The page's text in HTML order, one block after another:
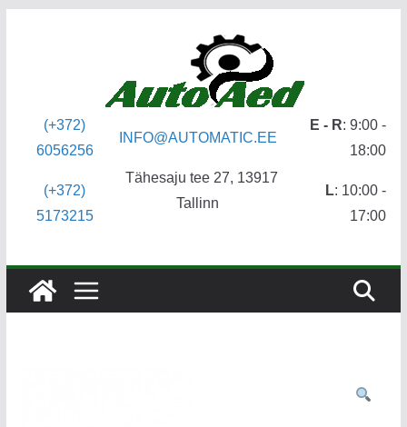
(+372)
6056256
(+372)
5173215
INFO@AUTOMATIC.EE
Tähesaju tee 27, 13917
Tallinn
E - R: 9:00 -
18:00
L: 10:00 -
17:00